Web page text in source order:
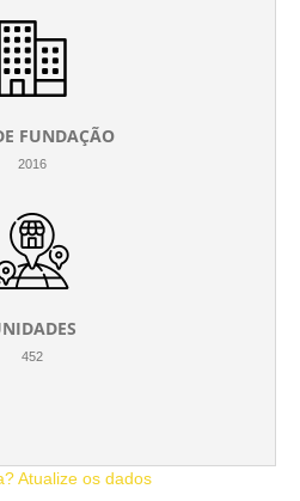
FUNDAÇÃO
2016
452
Atualize os dados